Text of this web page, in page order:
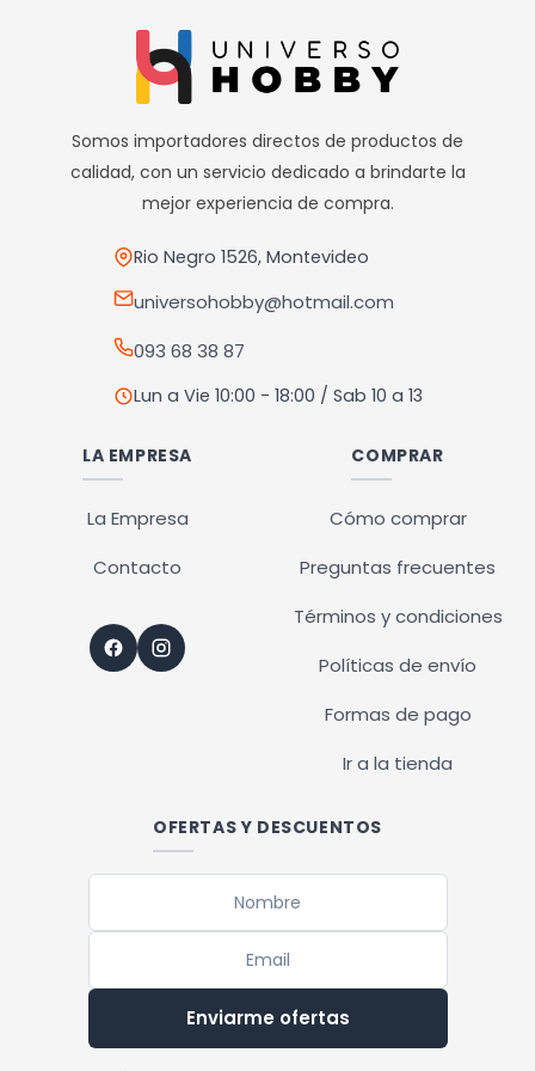
múltiples
variantes.
Las
opciones
se
pueden
en
la
de
producto
variantes.
Las
opciones
se
pueden
producto
Somos importadores directos de productos de
calidad, con un servicio dedicado a brindarte la
mejor experiencia de compra.
Rio Negro 1526, Montevideo
universohobby@hotmail.com
093 68 38 87
Lun a Vie 10:00 - 18:00 / Sab 10 a 13
LA EMPRESA
La Empresa
Contacto
COMPRAR
Cómo comprar
Preguntas frecuentes
Términos y condiciones
Políticas de envío
Formas de pago
Ir a la tienda
OFERTAS Y DESCUENTOS
Enviarme ofertas